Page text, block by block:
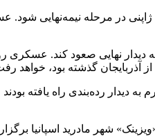
«کن نیشیمورا» ژاپنی در مرحله